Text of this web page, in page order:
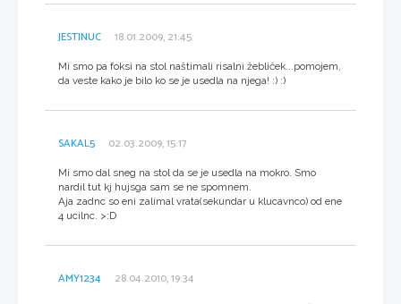
JESTINUC 18.01.2009, 21:45
Mi smo pa foksi na stol naštimali risalni žebliček...pomojem,
da veste kako je bilo ko se je usedla na njega! :) :)
SAKAL5 02.03.2009, 15:17
Mi smo dal sneg na stol da se je usedla na mokro. Smo
nardil tut kj hujsga sam se ne spomnem.
Aja zadnc so eni zalimal vrata(sekundar u klucavnco) od ene
4 ucilnc. >:D
AMY1234 28.04.2010, 19:34